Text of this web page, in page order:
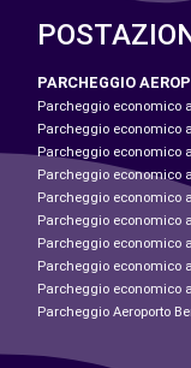
PARCHEGGIO
Parcheggio economico
Parcheggio economico
Parcheggio economico
Parcheggio economico
Parcheggio economico
Parcheggio economico
Parcheggio economico
Parcheggio economico
Parcheggio economico
Parcheggio Aeroporto